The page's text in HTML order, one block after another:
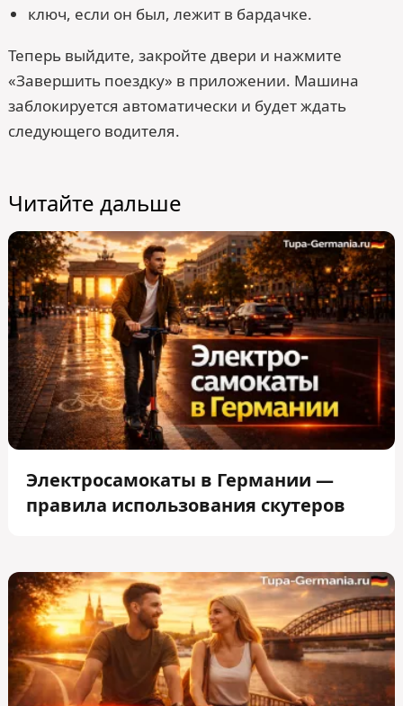
ключ, если он был, лежит в бардачке.
Теперь выйдите, закройте двери и нажмите
«Завершить поездку» в приложении. Машина
заблокируется автоматически и будет ждать
следующего водителя.
Читайте дальше
Электросамокаты в Германии —
правила использования скутеров